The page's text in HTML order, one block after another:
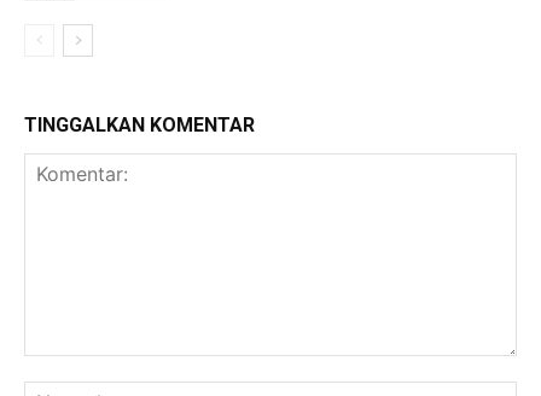
TINGGALKAN KOMENTAR